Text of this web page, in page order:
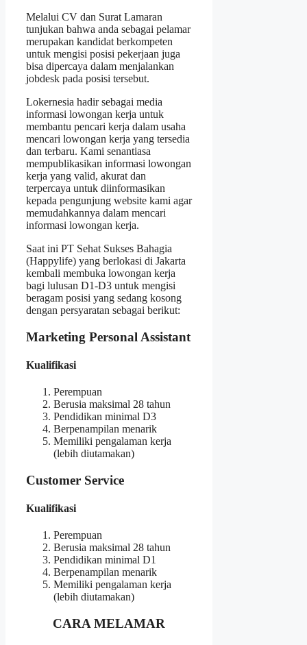
Melalui CV dan Surat Lamaran
tunjukan bahwa anda sebagai pelamar
merupakan kandidat berkompeten
untuk mengisi posisi pekerjaan juga
bisa dipercaya dalam menjalankan
jobdesk pada posisi tersebut.
Lokernesia hadir sebagai media
informasi lowongan kerja untuk
membantu pencari kerja dalam usaha
mencari lowongan kerja yang tersedia
dan terbaru. Kami senantiasa
mempublikasikan informasi lowongan
kerja yang valid, akurat dan
terpercaya untuk diinformasikan
kepada pengunjung website kami agar
memudahkannya dalam mencari
informasi lowongan kerja.
Saat ini PT Sehat Sukses Bahagia
(Happylife) yang berlokasi di Jakarta
kembali membuka lowongan kerja
bagi lulusan D1-D3 untuk mengisi
beragam posisi yang sedang kosong
dengan persyaratan sebagai berikut:
Marketing Personal Assistant
Kualifikasi
Perempuan
Berusia maksimal 28 tahun
Pendidikan minimal D3
Berpenampilan menarik
Memiliki pengalaman kerja
(lebih diutamakan)
Customer Service
Kualifikasi
Perempuan
Berusia maksimal 28 tahun
Pendidikan minimal D1
Berpenampilan menarik
Memiliki pengalaman kerja
(lebih diutamakan)
CARA MELAMAR